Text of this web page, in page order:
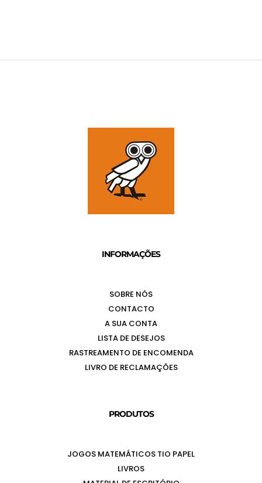
INFORMAÇÕES
SOBRE NÓS
CONTACTO
A SUA CONTA
LISTA DE DESEJOS
RASTREAMENTO DE ENCOMENDA
LIVRO DE RECLAMAÇÕES
PRODUTOS
JOGOS MATEMÁTICOS TIO PAPEL
LIVROS